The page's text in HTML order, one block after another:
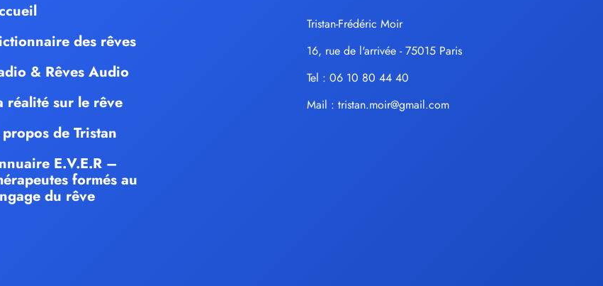
des rêves
& Rêves Audio
réalité sur le rêve
de Tristan
E.V.E.R –
formés au
du rêve
Tristan-Frédéric Moir
16, rue de l'arrivée - 75015 Paris
Tel : 06 10 80 44 40
Mail :tristan.moir@gmail.com